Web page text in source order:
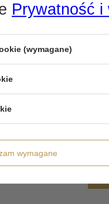
Prywatność i
(wymagane)
wymagane